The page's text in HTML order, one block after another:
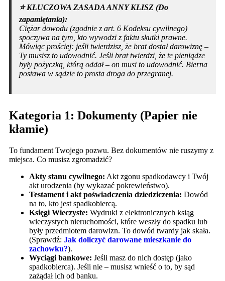
⭐️ KLUCZOWA ZASADA ANNY KLISZ (Do
zapamiętania):
Ciężar dowodu (zgodnie z art. 6 Kodeksu cywilnego)
spoczywa na tym, kto wywodzi z faktu skutki prawne.
Mówiąc prościej: jeśli twierdzisz, że brat dostał darowiznę –
Ty musisz to udowodnić. Jeśli brat twierdzi, że te pieniądze
były pożyczką, którą oddał – on musi to udowodnić. Bierna
postawa w sądzie to prosta droga do przegranej.
Kategoria 1: Dokumenty (Papier nie
kłamie)
To fundament Twojego pozwu. Bez dokumentów nie ruszymy z
miejsca. Co musisz zgromadzić?
Akty stanu cywilnego: Akt zgonu spadkodawcy i Twój
akt urodzenia (by wykazać pokrewieństwo).
Testament i akt poświadczenia dziedziczenia: Dowód
na to, kto jest spadkobiercą.
Księgi Wieczyste: Wydruki z elektronicznych ksiąg
wieczystych nieruchomości, które weszły do spadku lub
były przedmiotem darowizn. To dowód twardy jak skała.
(Sprawdź: Jak doliczyć darowane mieszkanie do
zachowku?).
Wyciągi bankowe: Jeśli masz do nich dostęp (jako
spadkobierca). Jeśli nie – musisz wnieść o to, by sąd
zażądał ich od banku.